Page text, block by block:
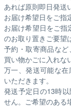
あれば原則即日発送
お届け希望日をご指
お届け希望日をご指
のお取り置きご要望
予約・取寄商品な
買い物かごに入れな
万一、発送可能な
いただきます。
発送予定日の13時
せん。ご希望のある